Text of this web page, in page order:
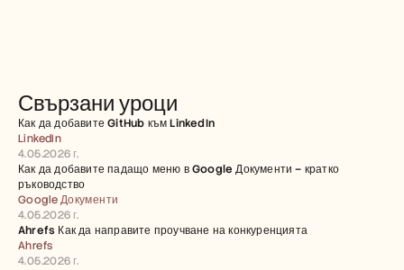
Свързани уроци
Как да добавите GitHub към LinkedIn
LinkedIn
4.05.2026 г.
Как да добавите падащо меню в Google Документи – кратко
ръководство
Google Документи
4.05.2026 г.
Ahrefs Как да направите проучване на конкуренцията
Ahrefs
4.05.2026 г.